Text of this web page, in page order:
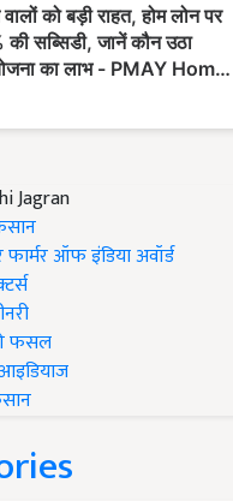
Jagran
फार्मर ऑफ इंडिया अवॉर्ड
फसल